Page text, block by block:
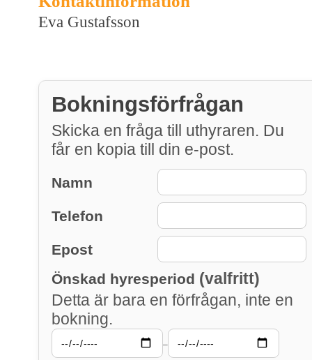
Eva Gustafsson
Bokningsförfrågan
Skicka en fråga till uthyraren. Du
får en kopia till din e-post.
Namn
Telefon
Epost
Önskad hyresperiod (valfritt)
Detta är bara en förfrågan, inte en
bokning.
–